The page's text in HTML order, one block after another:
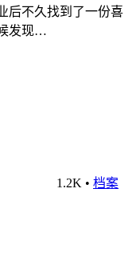
后不久找到了一份喜
发现…
1.2K • 档案